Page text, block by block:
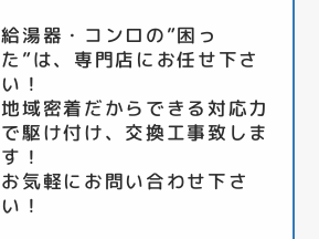
給湯器・コンロの”困っ
た”は、専門店にお任せ下さ
い！
地域密着だからできる対応力
で駆け付け、交換工事致しま
す！
お気軽にお問い合わせ下さ
い！